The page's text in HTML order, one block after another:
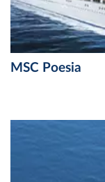
MSC Poesia